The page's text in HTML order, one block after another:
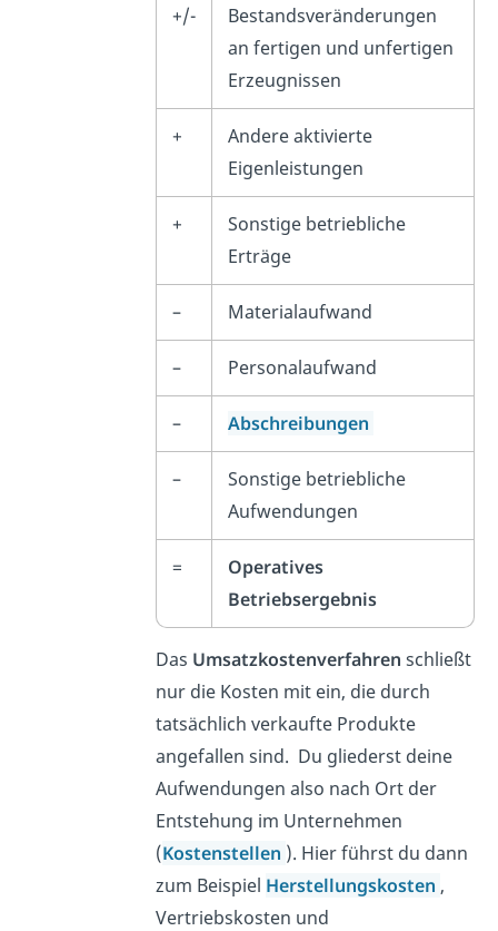
+/-
Bestandsveränderungen
an fertigen und unfertigen
Erzeugnissen
+
Andere aktivierte
Eigenleistungen
+
Sonstige betriebliche
Erträge
– Materialaufwand
– Personalaufwand
– Abschreibungen
–
Sonstige betriebliche
Aufwendungen
=
Operatives
Betriebsergebnis
Das Umsatzkostenverfahren schließt
nur die Kosten mit ein, die durch
tatsächlich verkaufte Produkte
angefallen sind. Du gliederst deine
Aufwendungen also nach Ort der
Entstehung im Unternehmen
(Kostenstellen ). Hier führst du dann
zum Beispiel Herstellungskosten ,
Vertriebskosten und